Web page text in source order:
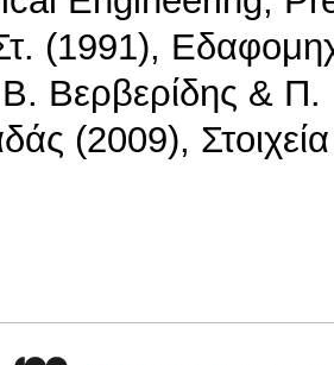
(1991),
Βερβερίδης & Π.
(2009),